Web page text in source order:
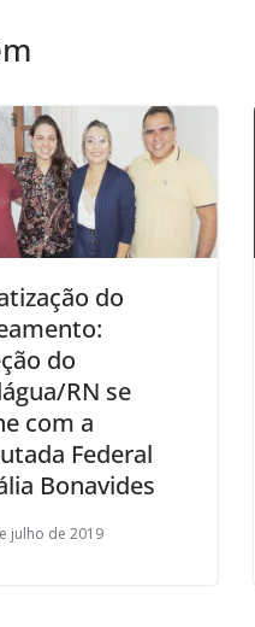
do
do
RN se
com a
Federal
Bonavides
julho de 2019